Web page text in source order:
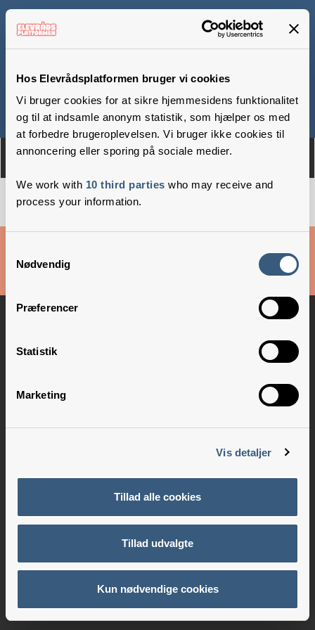
Hos Elevrådsplatformen bruger vi cookies
Vi bruger cookies for at sikre hjemmesidens funktionalitet
og til at indsamle anonym statistik, som hjælper os med
at forbedre brugeroplevelsen. Vi bruger ikke cookies til
annoncering eller sporing på sociale medier.
We work with 10 third parties who may receive and
process your information.
Nødvendig
Præferencer
Statistik
Marketing
Vis detaljer
Tillad alle cookies
Tillad udvalgte
Kun nødvendige cookies
Om Medlemmer